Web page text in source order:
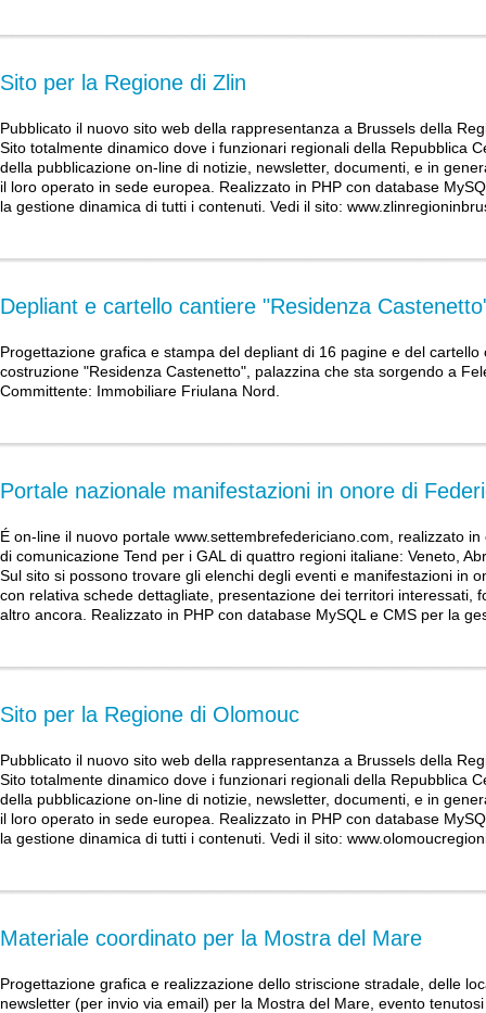
Sito per la Regione di Zlin
Pubblicato il nuovo sito web della rappresentanza a Brussels della
Sito totalmente dinamico dove i funzionari regionali della Repubblica
della pubblicazione on-line di notizie, newsletter, documenti, e in
il loro operato in sede europea. Realizzato in PHP con database
la gestione dinamica di tutti i contenuti. Vedi il sito:
Depliant e cartello cantiere "Residenza
Progettazione grafica e stampa del depliant di 16 pagine e del
costruzione "Residenza Castenetto", palazzina che sta sorgendo a
Committente: Immobiliare Friulana Nord.
Portale nazionale manifestazioni in onore di
É on-line il nuovo portale www.settembrefedericiano.com, realizzato
di comunicazione Tend per i GAL di quattro regioni italiane: Veneto,
Sul sito si possono trovare gli elenchi degli eventi e manifestazioni in
con relativa schede dettagliate, presentazione dei territori interessati,
altro ancora. Realizzato in PHP con database MySQL e CMS per la
Sito per la Regione di Olomouc
Pubblicato il nuovo sito web della rappresentanza a Brussels della
Sito totalmente dinamico dove i funzionari regionali della Repubblica
della pubblicazione on-line di notizie, newsletter, documenti, e in
il loro operato in sede europea. Realizzato in PHP con database
la gestione dinamica di tutti i contenuti. Vedi il sito:
Materiale coordinato per la Mostra del Mare
Progettazione grafica e realizzazione dello striscione stradale, delle
newsletter (per invio via email) per la Mostra del Mare, evento